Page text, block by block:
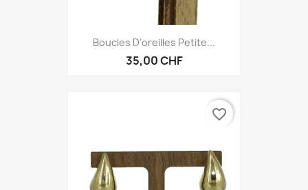
Boucles D’oreilles Petite...
35,00 CHF
favorite_border